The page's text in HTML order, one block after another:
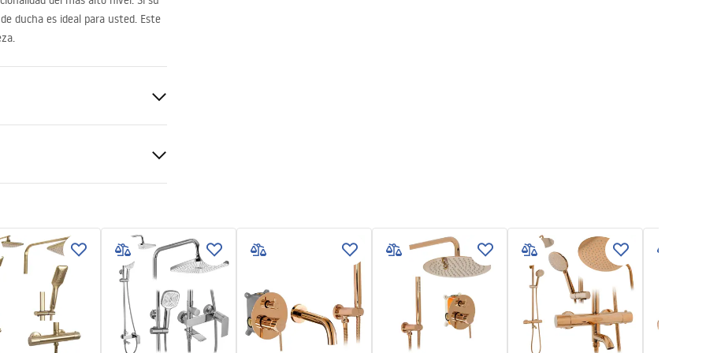
ducha es ideal para usted. Este
ducha o en el suelo